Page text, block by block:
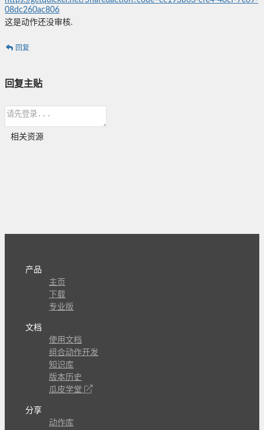
08dc260ac806
这是动作还没审核.
回复
回复主贴
相关资源
产品
主页
下载
专业版
文档
使用文档
组合动作开发
知识库
版本历史
瓜皮学堂
分享
动作库